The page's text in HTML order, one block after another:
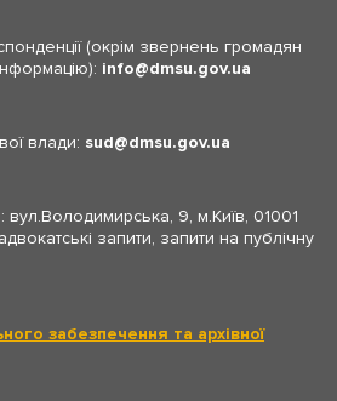
(окрім звернень громадян
info dmsu.gov.ua
влади: sud dmsu.gov.ua
вул.Володимирська, 9, м.Київ, 01001
запити, запити на публічну
забезпечення та архівної